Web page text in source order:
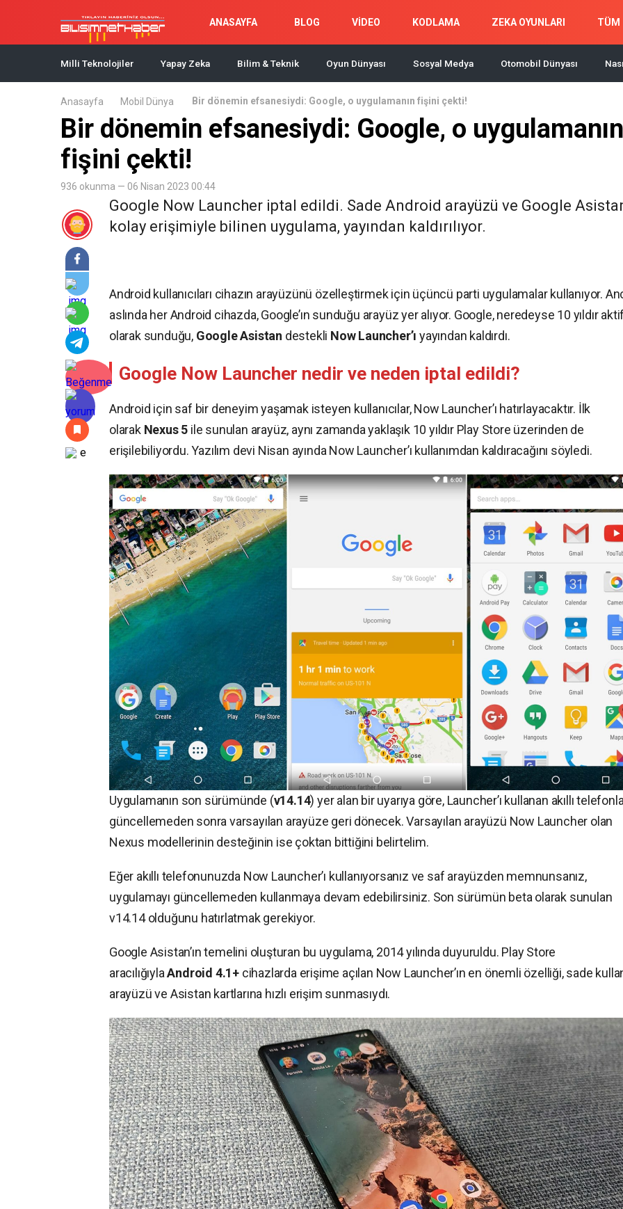
ANASAYFA BLOG VİDEO KODLAMA ZEKA OYUNLARI TÜM
Milli Teknolojiler Yapay Zeka Bilim & Teknik Oyun Dünyası Sosyal Medya Otomobil Dünyası
Anasayfa Mobil Dünya Bir dönemin efsanesiydi: Google, o uygulamanın fişini çekti!
Bir dönemin efsanesiydi: Google, o uygulamanın
fişini çekti!
936 okunma — 06 Nisan 2023 00:44
Google Now Launcher iptal edildi. Sade Android arayüzü ve Google
kolay erişimiyle bilinen uygulama, yayından kaldırılıyor.
Android kullanıcıları cihazın arayüzünü özelleştirmek için üçüncü parti uygulamalar kullanıyor.
aslında her Android cihazda, Google’ın sunduğu arayüz yer alıyor. Google, neredeyse 10 yıldır
olarak sunduğu, Google Asistan destekli Now Launcher’ı yayından kaldırdı.
Google Now Launcher nedir ve neden iptal edildi?
Android için saf bir deneyim yaşamak isteyen kullanıcılar, Now Launcher’ı hatırlayacaktır. İlk
olarak Nexus 5 ile sunulan arayüz, aynı zamanda yaklaşık 10 yıldır Play Store üzerinden de
erişilebiliyordu. Yazılım devi Nisan ayında Now Launcher’ı kullanımdan kaldıracağını söyledi.
Uygulamanın son sürümünde (v14.14) yer alan bir uyarıya göre, Launcher’ı kullanan akıllı
güncellemeden sonra varsayılan arayüze geri dönecek. Varsayılan arayüzü Now Launcher olan
Nexus modellerinin desteğinin ise çoktan bittiğini belirtelim.
Eğer akıllı telefonunuzda Now Launcher’ı kullanıyorsanız ve saf arayüzden memnunsanız,
uygulamayı güncellemeden kullanmaya devam edebilirsiniz. Son sürümün beta olarak sunulan
v14.14 olduğunu hatırlatmak gerekiyor.
Google Asistan’ın temelini oluşturan bu uygulama, 2014 yılında duyuruldu. Play Store
aracılığıylaAndroid 4.1+ cihazlarda erişime açılan Now Launcher’ın en önemli özelliği, sade
arayüzü ve Asistan kartlarına hızlı erişim sunmasıydı.